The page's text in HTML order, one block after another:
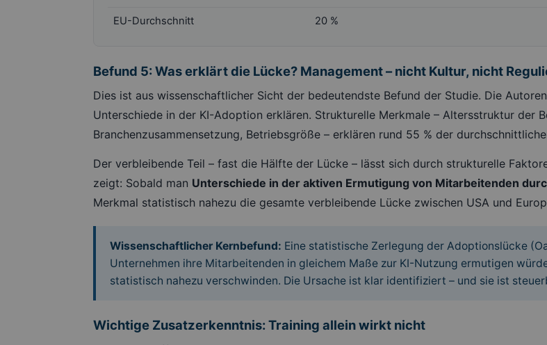
EU-Durchschnitt 20 %
Befund 5: Was erklärt die Lücke? Management – nicht Kultur, nicht
Dies ist aus wissenschaftlicher Sicht der bedeutendste Befund der Studie. Die
Unterschiede in der KI-Adoption erklären. Strukturelle Merkmale – Altersstruktur der
Branchenzusammensetzung, Betriebsgröße – erklären rund 55 % der
Der verbleibende Teil – fast die Hälfte der Lücke – lässt sich durch strukturelle
zeigt: Sobald man Unterschiede in der aktiven Ermutigung von Mitarbeitenden
Merkmal statistisch nahezu die gesamte verbleibende Lücke zwischen USA und
Wissenschaftlicher Kernbefund: Eine statistische Zerlegung der Adoptionslücke
Unternehmen ihre Mitarbeitenden in gleichem Maße zur KI-Nutzung ermutigen
statistisch nahezu verschwinden. Die Ursache ist klar identifiziert – und sie ist
Wichtige Zusatzerkenntnis: Training allein wirkt nicht